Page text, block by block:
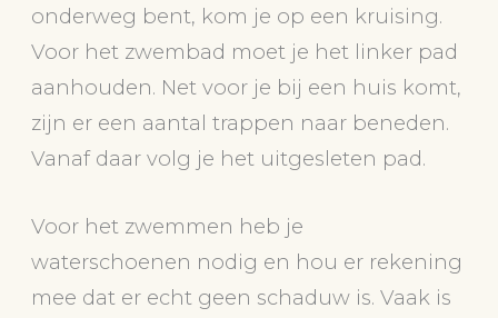
onderweg bent, kom je op een kruising.
Voor het zwembad moet je het linker pad
aanhouden. Net voor je bij een huis komt,
zijn er een aantal trappen naar beneden.
Vanaf daar volg je het uitgesleten pad.
Voor het zwemmen heb je
waterschoenen nodig en hou er rekening
mee dat er echt geen schaduw is. Vaak is